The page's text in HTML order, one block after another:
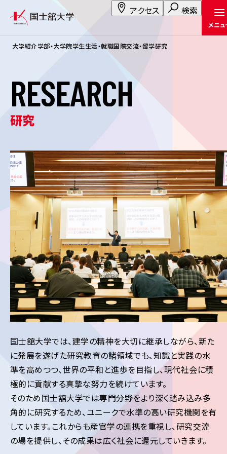
アクセス 検索
メニュ
大学紹介学部・大学院学生生活・就職国際交流・留学研究
RESEARCH
研究
国士舘大学では、建学の精神を大切に継承しながら、新た
に発展を遂げた研究教育の諸領域でも、知識と実践の水
準を高めつつ、世界の平和と進歩を目指し、現代社会に積
極的に貢献する真摯な努力を続けています。
そのため国士舘大学では専門分野をより深く踏み込み多
角的に研究するため、ユニークで水準の高い研究機関を有
しています。これからも産官学の連携を重視し、研究交流
の場を提供し、その成果は広く社会に還元していきます。